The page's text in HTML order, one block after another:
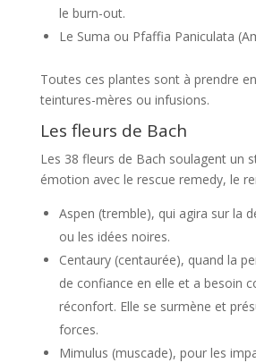
le burn-out.
Le Suma ou Pfaffia Paniculata
Toutes ces plantes sont à prendre
teintures-mères ou infusions.
Les fleurs de Bach
Les 38 fleurs de Bach soulagent un
émotion avec le rescue remedy, le
Aspen (tremble), qui agira sur la
ou les idées noires.
Centaury (centaurée), quand la
de confiance en elle et a besoin
réconfort. Elle se surmène et
forces.
Mimulus (muscade), pour les